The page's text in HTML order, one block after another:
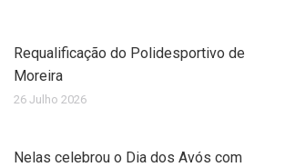
Requalificação do Polidesportivo de
Moreira
26 Julho 2026
Nelas celebrou o Dia dos Avós com